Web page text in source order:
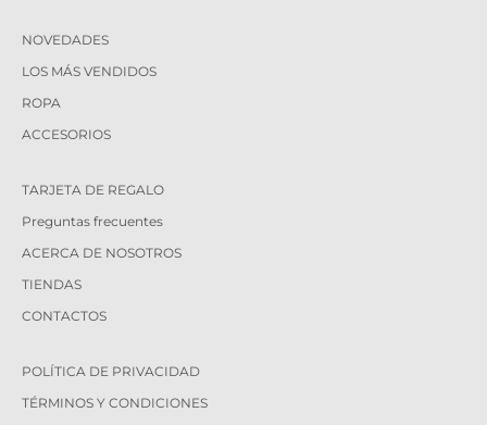
NOVEDADES
LOS MÁS VENDIDOS
ROPA
ACCESORIOS
TARJETA DE REGALO
Preguntas frecuentes
ACERCA DE NOSOTROS
TIENDAS
CONTACTOS
POLÍTICA DE PRIVACIDAD
TÉRMINOS Y CONDICIONES